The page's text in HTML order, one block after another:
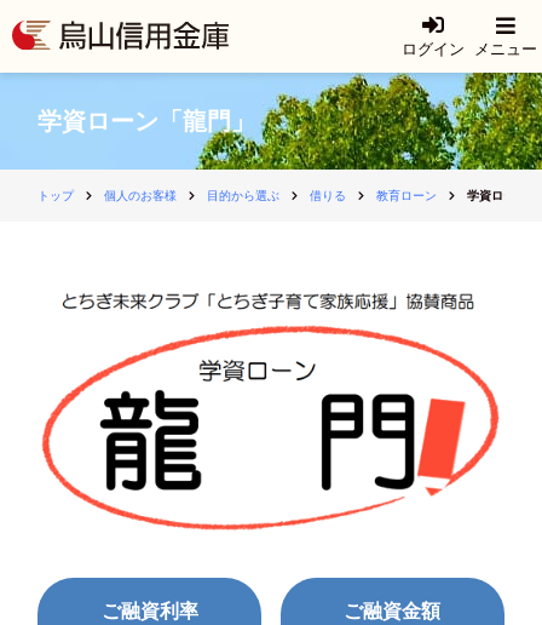
ログイン メニュー
学資ローン「龍門」
トップ 個人のお客様 目的から選ぶ 借りる 教育ローン 学資ローン
ご融資利率
ご融資金額